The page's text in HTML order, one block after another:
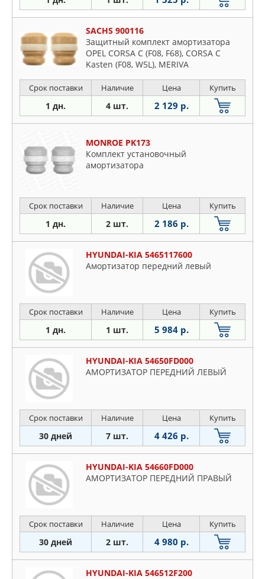
SACHS 900116
Защитный комплект амортизатора
OPEL CORSA C (F08, F68), CORSA C
Kasten (F08, W5L), MERIVA
Срок поставки Наличие Цена Купить
1 дн. 4 шт. 2 129 р.
MONROE PK173
Комплект установочный
амортизатора
Срок поставки Наличие Цена Купить
1 дн. 2 шт. 2 186 р.
HYUNDAI-KIA 5465117600
Амортизатор передний левый
Срок поставки Наличие Цена Купить
1 дн. 1 шт. 5 984 р.
HYUNDAI-KIA 54650FD000
АМОРТИЗАТОР ПЕРЕДНИЙ ЛЕВЫЙ
Срок поставки Наличие Цена Купить
30 дней 7 шт. 4 426 р.
HYUNDAI-KIA 54660FD000
АМОРТИЗАТОР ПЕРЕДНИЙ ПРАВЫЙ
Срок поставки Наличие Цена Купить
30 дней 2 шт. 4 980 р.
HYUNDAI-KIA 546512F200